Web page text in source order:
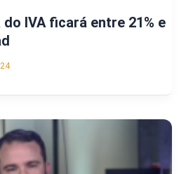
IVA ficará entre 21% e